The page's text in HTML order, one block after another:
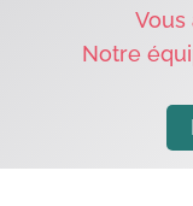
Vous
Notre